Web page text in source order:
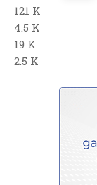
121 K
4.5 K
19 K
2.5 K